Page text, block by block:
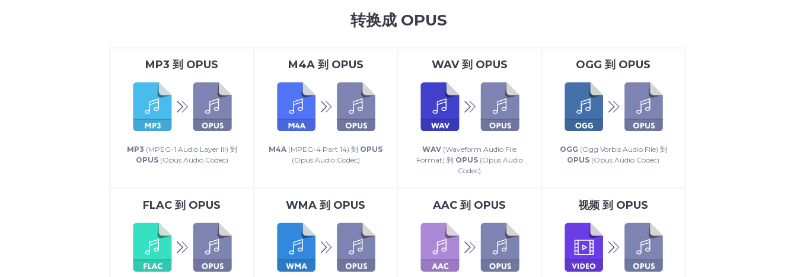
转换成 OPUS
MP3 到 OPUS
MP3 (MPEG-1 Audio Layer III) 到
OPUS(Opus Audio Codec)
M4A到 OPUS
M4A (MPEG-4 Part 14) 到 OPUS
(Opus Audio Codec)
WAV到 OPUS
WAV (Waveform Audio File
Format) 到 OPUS(Opus Audio
Codec)
OGG 到 OPUS
OGG (Ogg Vorbis Audio File) 到
OPUS (Opus Audio Codec)
FLAC 到 OPUS WMA 到 OPUS AAC 到 OPUS 视频 到 OPUS